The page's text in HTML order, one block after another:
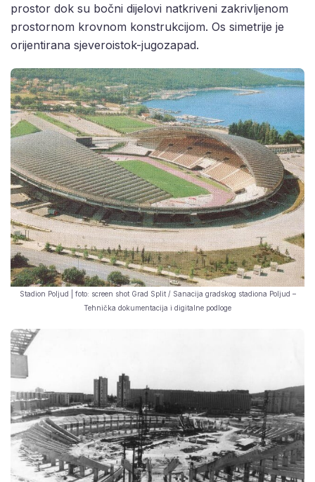
prostor dok su bočni dijelovi natkriveni zakrivljenom
prostornom krovnom konstrukcijom. Os simetrije je
orijentirana sjeveroistok-jugozapad.
Stadion Poljud | foto: screen shot Grad Split / Sanacija gradskog stadiona Poljud –
Tehnička dokumentacija i digitalne podloge